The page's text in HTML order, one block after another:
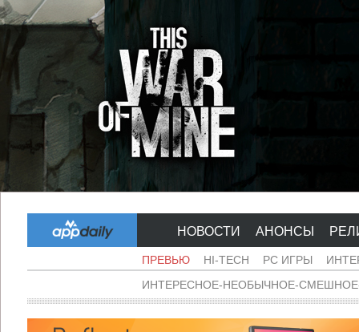
НОВОСТИ АНОНСЫ
ПРЕВЬЮ HI-TECH PC ИГРЫ
ИНТЕРЕСНОЕ-НЕОБЫЧНОЕ-